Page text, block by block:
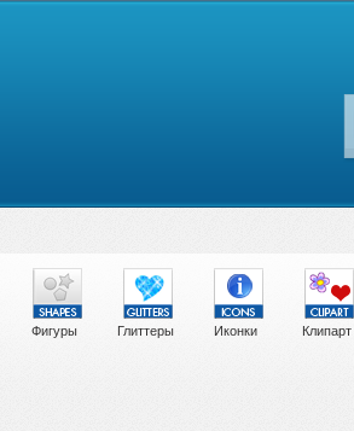
Фигуры Глиттеры Иконки Клипарт